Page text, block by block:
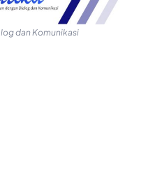
dan Komunikasi